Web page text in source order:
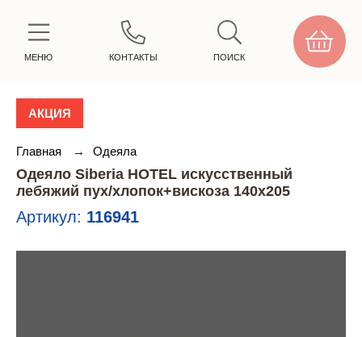
МЕНЮ КОНТАКТЫ ПОИСК
АКЦИЯ
Главная → Одеяла
Одеяло Siberia HOTEL искусственный
лебяжий пух/хлопок+вискоза 140х205
Артикул: 116941